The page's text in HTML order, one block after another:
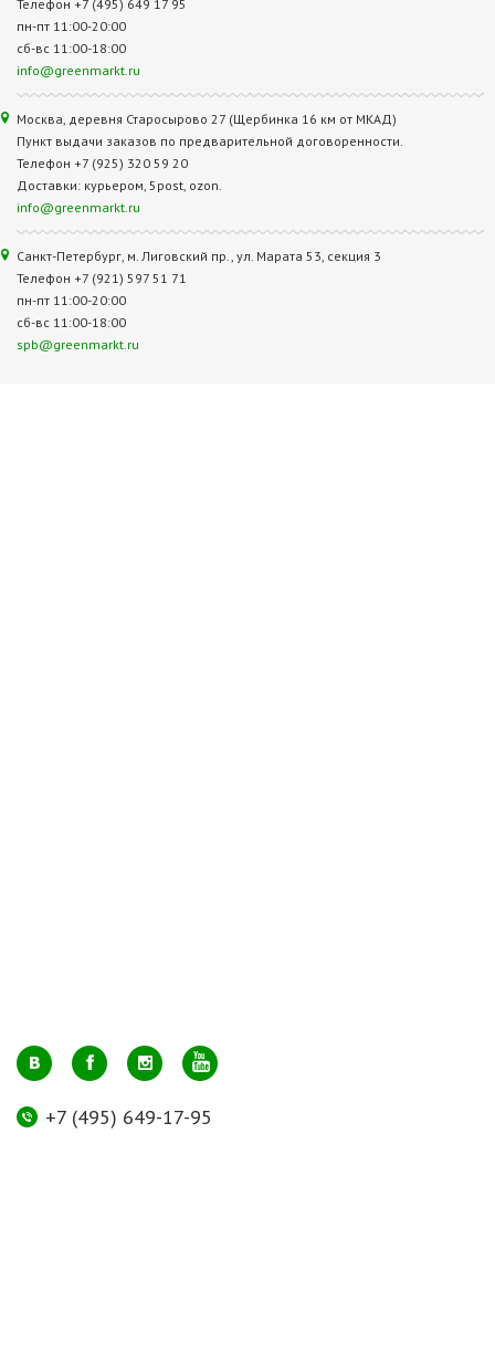
Телефон +7 (495) 649 17 95
пн-пт 11:00-20:00
сб-вс 11:00-18:00
info@greenmarkt.ru
Москва, деревня Старосырово 27 (Щербинка 16 км от МКАД)
Пункт выдачи заказов по предварительной договоренности.
Телефон +7 (925) 320 59 20
Доставки: курьером, 5post, ozon.
info@greenmarkt.ru
Санкт-Петербург, м. Лиговский пр., ул. Марата 53, секция 3
Телефон +7 (921) 597 51 71
пн-пт 11:00-20:00
сб-вс 11:00-18:00
spb@greenmarkt.ru
+7 (495) 649-17-95